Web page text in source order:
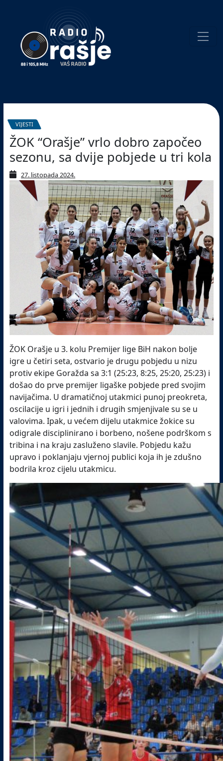
website!
VIJESTI
ŽOK “Orašje” vrlo dobro započeo
sezonu, sa dvije pobjede u tri kola
27. listopada 2024.
ŽOK Orašje u 3. kolu Premijer lige BiH nakon bolje
igre u četiri seta, ostvario je drugu pobjedu u nizu
protiv ekipe Goražda sa 3:1 (25:23, 8:25, 25:20, 25:23) i
došao do prve premijer ligaške pobjede pred svojim
navijačima. U dramatičnoj utakmici punoj preokreta,
oscilacije u igri i jednih i drugih smjenjivale su se u
valovima. Ipak, u većem dijelu utakmice žokice su
odigrale disciplinirano i borbeno, nošene podrškom s
tribina i na kraju zasluženo slavile. Pobjedu kažu
upravo i poklanjaju vjernoj publici koja ih je zdušno
bodrila kroz cijelu utakmicu.